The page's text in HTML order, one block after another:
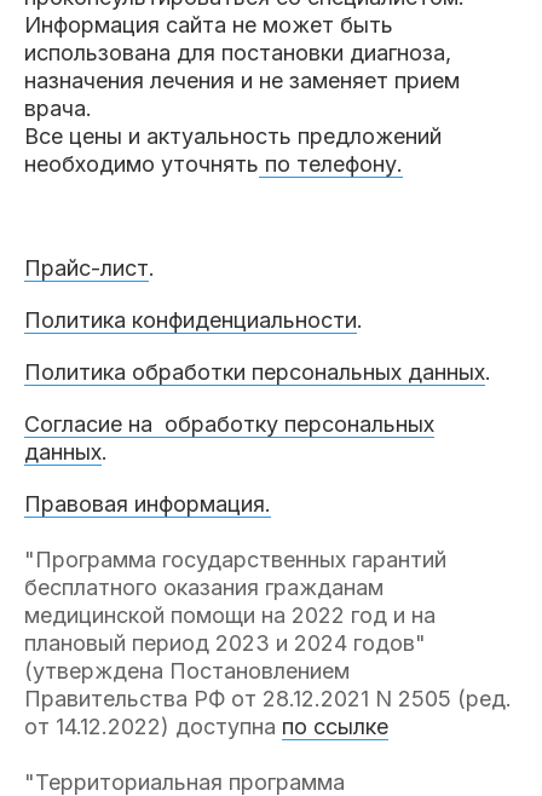
Информация сайта не может быть
использована для постановки диагноза,
назначения лечения и не заменяет прием
врача.
Все цены и актуальность предложений
необходимо уточнять по телефону.
Прайс-лист.
Политика конфиденциальности.
Политика обработки персональных данных.
Согласие на обработку персональных
данных.
Правовая информация.
"Программа государственных гарантий
бесплатного оказания гражданам
медицинской помощи на 2022 год и на
плановый период 2023 и 2024 годов"
(утверждена Постановлением
Правительства РФ от 28.12.2021 N 2505 (ред.
от 14.12.2022) доступна по ссылке
"Территориальная программа